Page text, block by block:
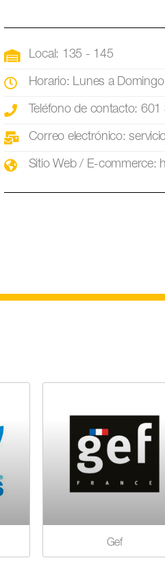
Local: 135 - 145
Horario: Lunes a
Teléfono de contacto:
Correo electrónico:
Sitio Web / E-commerce:
Gef